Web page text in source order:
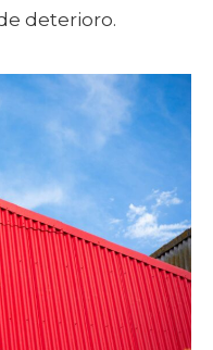
deterioro.